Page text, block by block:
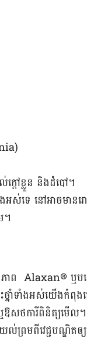
ក្តៅ​ខ្លួន និង​ដំបៅ។
អស់ទេ នៅ​អាច​មាន​
។
ាព ​ Alaxan® ឬ​​​បង្
ថ្នាំ​ទាំងអស់​យើង​កំពុង​
ថការី​ពិនិត្យ​មើល។
ល់​ព្រម​ពី​វេជ្ជបណ្ឌិត​